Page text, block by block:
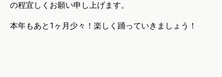
の程宜しくお願い申し上げます。
本年もあと1ヶ月少々！楽しく踊っていきましょう！